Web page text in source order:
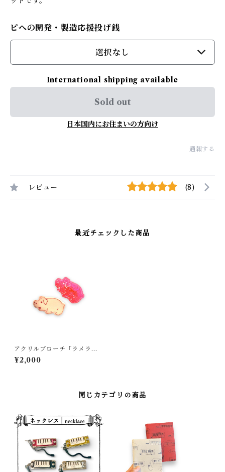
ピへの開発・製造応援投げ銭
選択なし
International shipping available
Sold out
日本国内にお住まいの方向け
通報する
レビュー (8)
最近チェックした商品
アクリルブローチ「ラメラメ
の生田豚真くんと普通の生田
豚真くん」
¥2,000
同じカテゴリの商品